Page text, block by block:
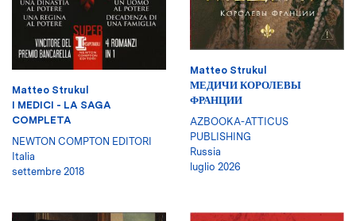
Matteo Strukul
I MEDICI - LA SAGA
COMPLETA
NEWTON COMPTON EDITORI
Italia
settembre 2018
Matteo Strukul
МЕДИЧИ КОРОЛЕВЫ
ФРАНЦИИ
AZBOOKA-ATTICUS
PUBLISHING
Russia
luglio 2026